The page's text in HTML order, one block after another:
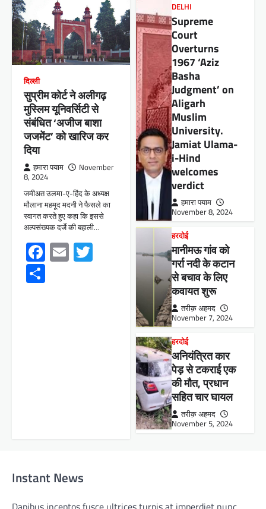
दिल्ली
सुप्रीम कोर्ट ने अलीगढ़
मुस्लिम यूनिवर्सिटी से
संबंधित ‘अजीज बाशा
जजमेंट’ को खारिज कर
दिया
हमारा पयाम
November
8, 2024
जमीअत उलमा-ए-हिंद के अध्यक्ष
मौलाना महमूद मदनी ने फैसले का
स्वागत करते हुए कहा कि इससे
अल्पसंख्यक दर्जे की बहाली…
Facebook
Email Twitter
DELHI
Supreme
Court
Overturns
1967 ‘Aziz
Basha
Judgment’ on
Aligarh
Muslim
University.
Jamiat Ulama-
i-Hind
welcomes
verdict
हमारा पयाम
November 8, 2024
हरदोई
मानीमऊ गांव को
गर्रा नदी के कटान
से बचाव के लिए
कवायत शुरू
तरीक़ अहमद
November 7, 2024
हरदोई
अनियंत्रित कार
पेड़ से टकराई एक
की मौत, प्रधान
सहित चार घायल
तरीक़ अहमद
November 5, 2024
Instant News